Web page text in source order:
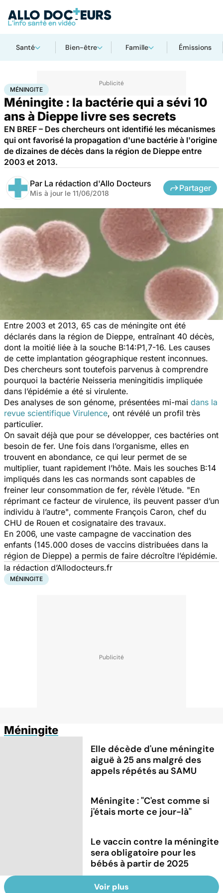
Santé Bien-être Famille Émissions
AccueilSanté Méningite
MÉNINGITE
Méningite : la bactérie qui a sévi 10
ans à Dieppe livre ses secrets
EN BREF – Des chercheurs ont identifié les mécanismes
qui ont favorisé la propagation d'une bactérie à l'origine
de dizaines de décès dans la région de Dieppe entre
2003 et 2013.
Par La rédaction d'Allo Docteurs
Mis à jour le 11/06/2018
Partager
Entre 2003 et 2013, 65 cas de méningite ont été
déclarés dans la région de Dieppe, entraînant 40 décès,
dont la moitié liée à la souche B:14:P1,7-16. Les causes
de cette implantation géographique restent inconnues.
Des chercheurs sont toutefois parvenus à comprendre
pourquoi la bactérie Neisseria meningitidis impliquée
dans l’épidémie a été si virulente.
Des analyses de son génome, présentées mi-mai dans la
revue scientifique Virulence, ont révélé un profil très
particulier.
On savait déjà que pour se développer, ces bactéries ont
besoin de fer. Une fois dans l’organisme, elles en
trouvent en abondance, ce qui leur permet de se
multiplier, tuant rapidement l’hôte. Mais les souches B:14
impliqués dans les cas normands sont capables de
freiner leur consommation de fer, révèle l’étude. "En
réprimant ce facteur de virulence, ils peuvent passer d’un
individu à l’autre", commente François Caron, chef du
CHU de Rouen et cosignataire des travaux.
En 2006, une vaste campagne de vaccination des
enfants (145.000 doses de vaccins distribuées dans la
région de Dieppe) a permis de faire décroître l’épidémie.
la rédaction d’Allodocteurs.fr
MÉNINGITE
Méningite
Elle décède d'une méningite
aiguë à 25 ans malgré des
appels répétés au SAMU
Méningite : "C'est comme si
j'étais morte ce jour-là"
Le vaccin contre la méningite
sera obligatoire pour les
bébés à partir de 2025
Voir plus